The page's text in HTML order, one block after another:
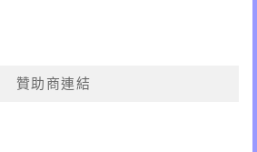
贊助商連結